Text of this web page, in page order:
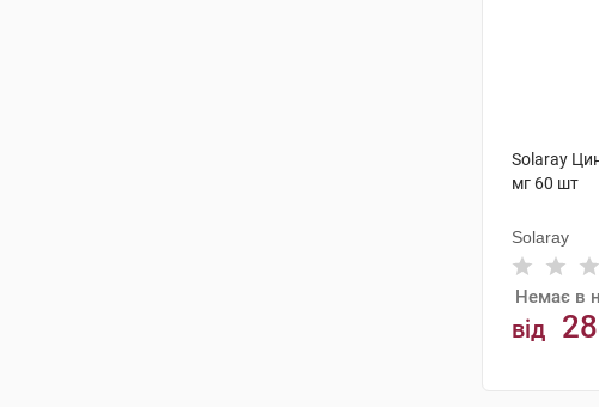
Solaray
мг 60 шт
Solaray
Немає в
від